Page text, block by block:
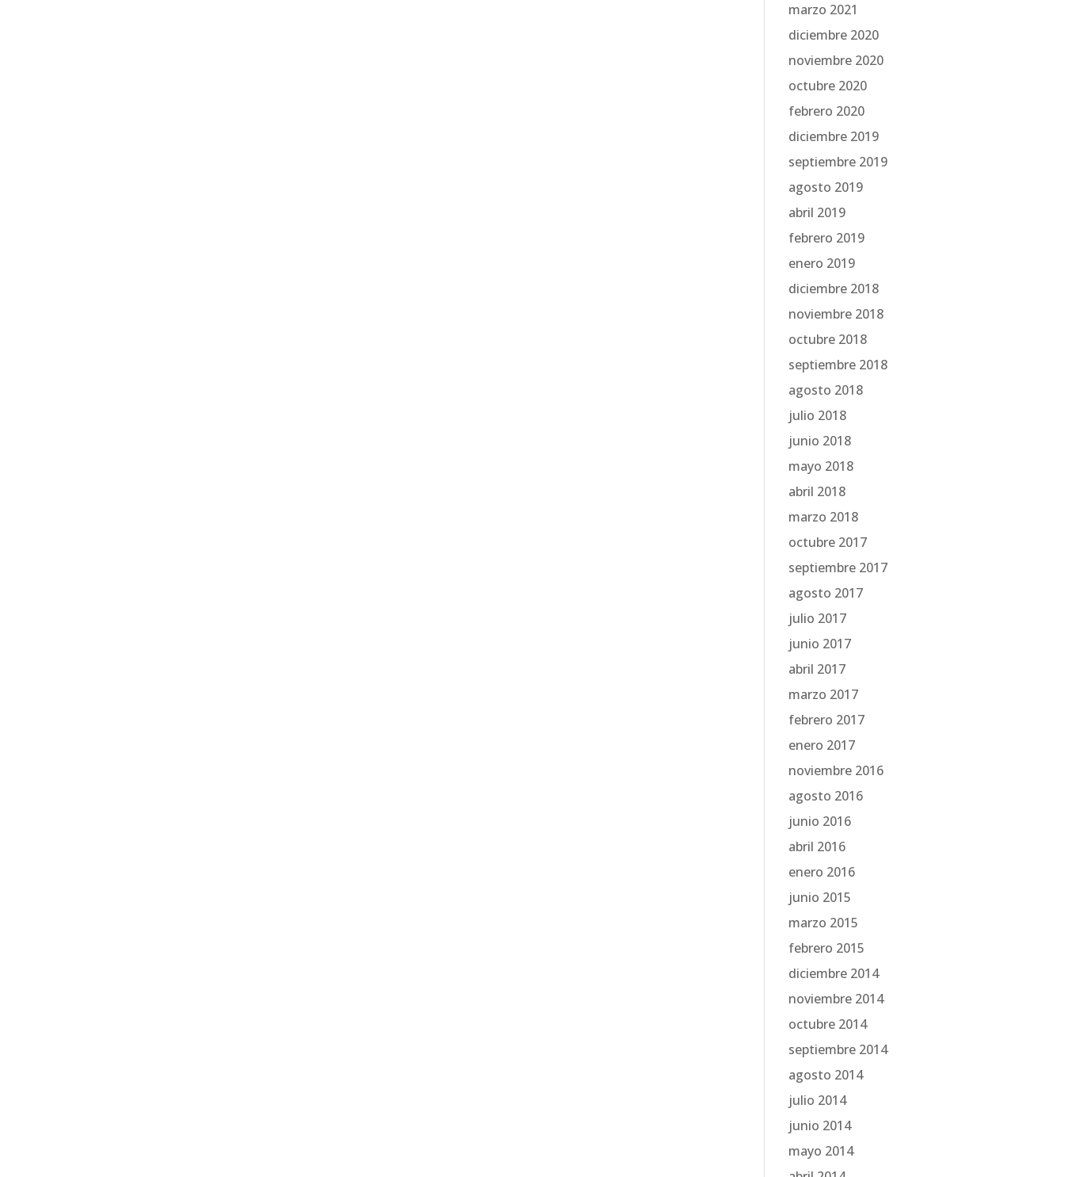
marzo 2021
diciembre 2020
noviembre 2020
octubre 2020
febrero 2020
diciembre 2019
septiembre 2019
agosto 2019
abril 2019
febrero 2019
enero 2019
diciembre 2018
noviembre 2018
octubre 2018
septiembre 2018
agosto 2018
julio 2018
junio 2018
mayo 2018
abril 2018
marzo 2018
octubre 2017
septiembre 2017
agosto 2017
julio 2017
junio 2017
abril 2017
marzo 2017
febrero 2017
enero 2017
noviembre 2016
agosto 2016
junio 2016
abril 2016
enero 2016
junio 2015
marzo 2015
febrero 2015
diciembre 2014
noviembre 2014
octubre 2014
septiembre 2014
agosto 2014
julio 2014
junio 2014
mayo 2014